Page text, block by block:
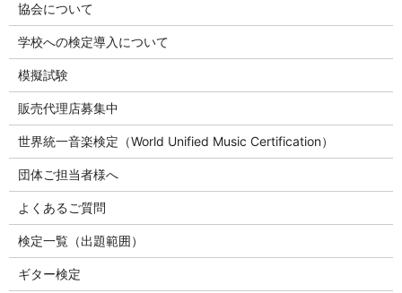
協会について
学校への検定導入について
模擬試験
販売代理店募集中
世界統一音楽検定（World Unified Music Certification）
団体ご担当者様へ
よくあるご質問
検定一覧（出題範囲）
ギター検定